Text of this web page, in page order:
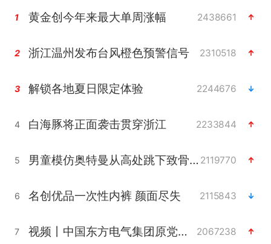
1 黄金创今年来最大单周涨幅 2438661
2 浙江温州发布台风橙色预警信号 2310518
3 解锁各地夏日限定体验 2244676
4 白海豚将正面袭击贯穿浙江 2233844
5 男童模仿奥特曼从高处跳下致骨折 2119770
6 名创优品一次性内裤 颜面尽失 2115843
7 视频丨中国东方电气集团原党组副书记、董事宋致远被查 2067238